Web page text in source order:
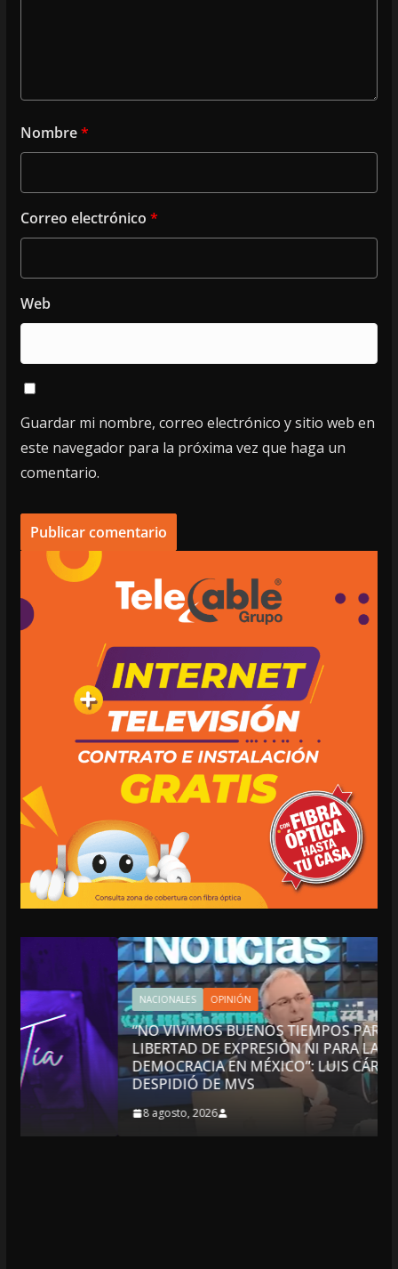
Nombre*
Correo electrónico *
Web
Guardar mi nombre, correo electrónico y sitio web en
este navegador para la próxima vez que haga un
comentario.
NACIONALES OPINIÓN
“NO VIVIMOS BUENOS TIEMPOS PARA LA
LIBERTAD DE EXPRESIÓN NI PARA LA
DEMOCRACIA EN MÉXICO”: LUIS CÁRDENAS; SE
DESPIDIÓ DE MVS
8 agosto, 2026